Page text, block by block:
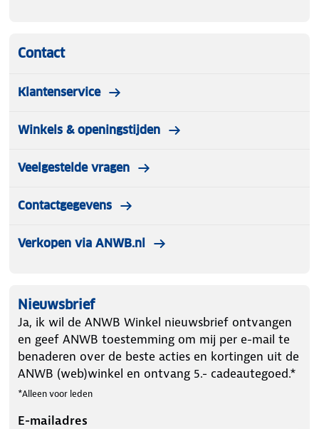
Contact
Klantenservice
Winkels & openingstijden
Veelgestelde vragen
Contactgegevens
Verkopen via ANWB.nl
Nieuwsbrief
Ja, ik wil de ANWB Winkel nieuwsbrief ontvangen
en geef ANWB toestemming om mij per e-mail te
benaderen over de beste acties en kortingen uit de
ANWB (web)winkel en ontvang 5.- cadeautegoed.*
*Alleen voor leden
E-mailadres